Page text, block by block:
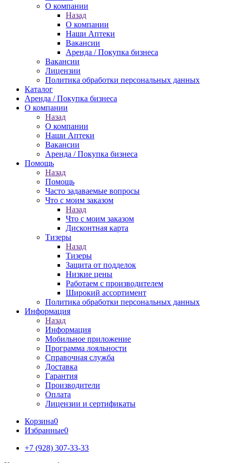
О компании
Назад
О компании
Наши Аптеки
Вакансии
Аренда / Покупка бизнеса
Вакансии
Лицензии
Политика обработки персональных данных
Каталог
Аренда / Покупка бизнеса
О компании
Назад
О компании
Наши Аптеки
Вакансии
Аренда / Покупка бизнеса
Помощь
Назад
Помощь
Часто задаваемые вопросы
Что с моим заказом
Назад
Что с моим заказом
Дисконтная карта
Тизеры
Назад
Тизеры
Защита от подделок
Низкие цены
Работаем с производителем
Широкий ассортимент
Политика обработки персональных данных
Информация
Назад
Информация
Мобильное приложение
Программа лояльности
Справочная служба
Доставка
Гарантия
Производители
Оплата
Лицензии и сертификаты
Корзина0
Избранные0
+7 (928) 307-33-33